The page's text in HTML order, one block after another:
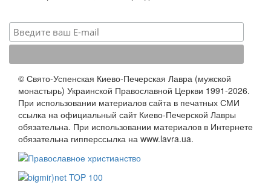
© Свято-Успенская Киево-Печерская Лавра (мужской
монастырь) Украинской Православной Церкви 1991-2026.
При использовании материалов сайта в печатных СМИ
ссылка на официальный сайт Киево-Печерской Лавры
обязательна. При использовании материалов в Интернете
обязательна гипперссылка на www.lavra.ua.